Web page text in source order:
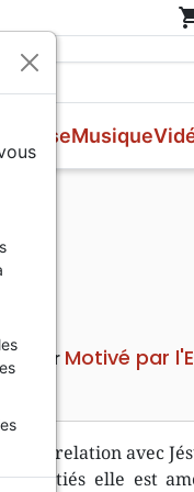
Musique
Editeur Motivé par
! La relation avec
amitiés elle est